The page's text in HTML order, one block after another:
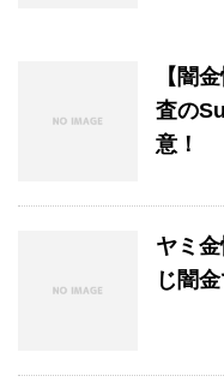
【闇
査の
意！
ヤミ
じ闇